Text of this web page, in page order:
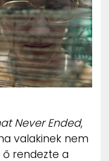
Never Ended,
valakinek nem
rendezte a